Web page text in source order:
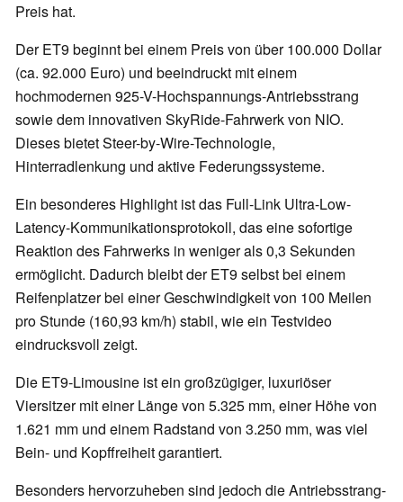
Preis hat.
Der ET9 beginnt bei einem Preis von über 100.000 Dollar
(ca. 92.000 Euro) und beeindruckt mit einem
hochmodernen 925-V-Hochspannungs-Antriebsstrang
sowie dem innovativen SkyRide-Fahrwerk von NIO.
Dieses bietet Steer-by-Wire-Technologie,
Hinterradlenkung und aktive Federungssysteme.
Ein besonderes Highlight ist das Full-Link Ultra-Low-
Latency-Kommunikationsprotokoll, das eine sofortige
Reaktion des Fahrwerks in weniger als 0,3 Sekunden
ermöglicht. Dadurch bleibt der ET9 selbst bei einem
Reifenplatzer bei einer Geschwindigkeit von 100 Meilen
pro Stunde (160,93 km/h) stabil, wie ein Testvideo
eindrucksvoll zeigt.
Die ET9-Limousine ist ein großzügiger, luxuriöser
Viersitzer mit einer Länge von 5.325 mm, einer Höhe von
1.621 mm und einem Radstand von 3.250 mm, was viel
Bein- und Kopffreiheit garantiert.
Besonders hervorzuheben sind jedoch die Antriebsstrang-